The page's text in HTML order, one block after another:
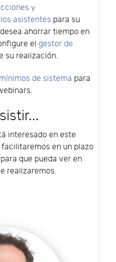
y
asistentes para su
ahorrar tiempo en
el gestor de
su realización.
de sistema para
interesado en este
en un plazo
que pueda ver en
realizaremos.